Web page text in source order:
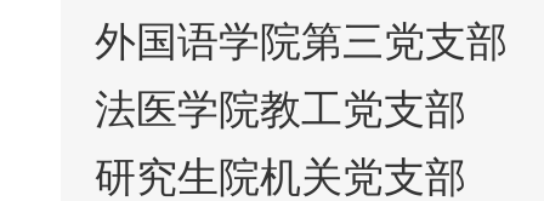
外国语学院第三党支部
法医学院教工党支部
研究生院机关党支部